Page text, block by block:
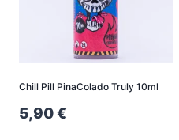
Chill Pill PinaColado Truly 10ml
5,90€